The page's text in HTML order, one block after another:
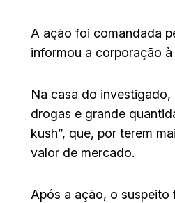
A ação foi comandada
informou a corporação
Na casa do
drogas e grande
kush”, que, por terem
valor de mercado.
Após a ação, o suspeito